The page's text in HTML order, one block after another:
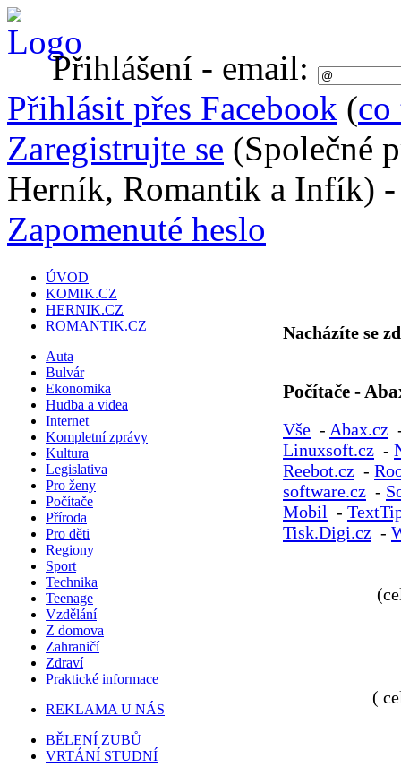
Přihlášení - email:
Přihlásit přes Facebook (co
Zaregistrujte se (Společné
Herník, Romantik a Infík)
Zapomenuté heslo
Nacházíte se
Počítače -
Vše - Abax.cz
Linuxsoft.cz -
Reebot.cz -
software.cz -
Mobil -
Tisk.Digi.cz -
(
ÚVOD
KOMIK.CZ
HERNIK.CZ
ROMANTIK.CZ
Auta
Bulvár
Ekonomika
Hudba a videa
Internet
Kompletní zprávy
Kultura
Legislativa
Pro ženy
Počítače
Příroda
Pro děti
Regiony
Sport
Technika
Teenage
Vzdělání
Z domova
Zahraničí
Zdraví
Praktické informace
REKLAMA U NÁS
BĚLENÍ ZUBŮ
VRTÁNÍ STUDNÍ